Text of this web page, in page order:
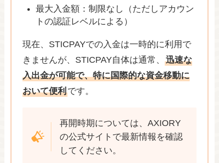
最大入金額：制限なし（ただしアカウン
トの認証レベルによる）
現在、STICPAYでの入金は一時的に利用で
きませんが、STICPAY自体は通常、 迅速な
入出金が可能で、特に国際的な資金移動に
おいて便利です。
再開時期については、AXIORY
の公式サイトで最新情報を確認
してください。